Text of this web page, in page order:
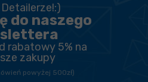
do naszego
rabatowy 5% na
zakupy
powyżej 500zł)